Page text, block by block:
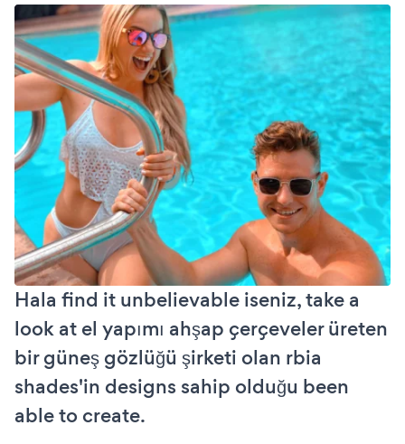
Hala find it unbelievable iseniz, take a
look at el yapımı ahşap çerçeveler üreten
bir güneş gözlüğü şirketi olan rbia
shades'in designs sahip olduğu been
able to create.